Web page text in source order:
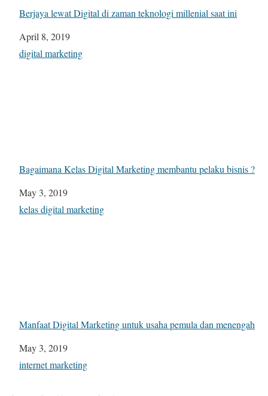
Berjaya lewat Digital di zaman teknologi millenial saat ini
Date
April 8, 2019
In relation to
digital marketing
Bagaimana Kelas Digital Marketing membantu pelaku bisnis ?
Date
May 3, 2019
In relation to
kelas digital marketing
Manfaat Digital Marketing untuk usaha pemula dan menengah
Date
May 3, 2019
In relation to
internet marketing